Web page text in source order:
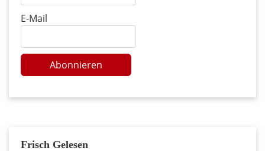
E-Mail
Abonnieren
Frisch Gelesen